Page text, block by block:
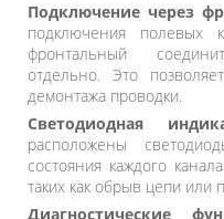
Подключение через
подключения полевых
фронтальный
отдельно. Это
демонтажа проводки.
Светодиодная
расположены
состояния каждого
таких как обрыв цепи или
Диагностические